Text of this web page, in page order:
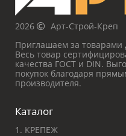
2026
Арт-Строй-Креп
Приглашаем за товарами
Весь товар
качества ГОСТ и DIN.
покупок благодаря
производителя.
Каталог
1. КРЕПЕЖ